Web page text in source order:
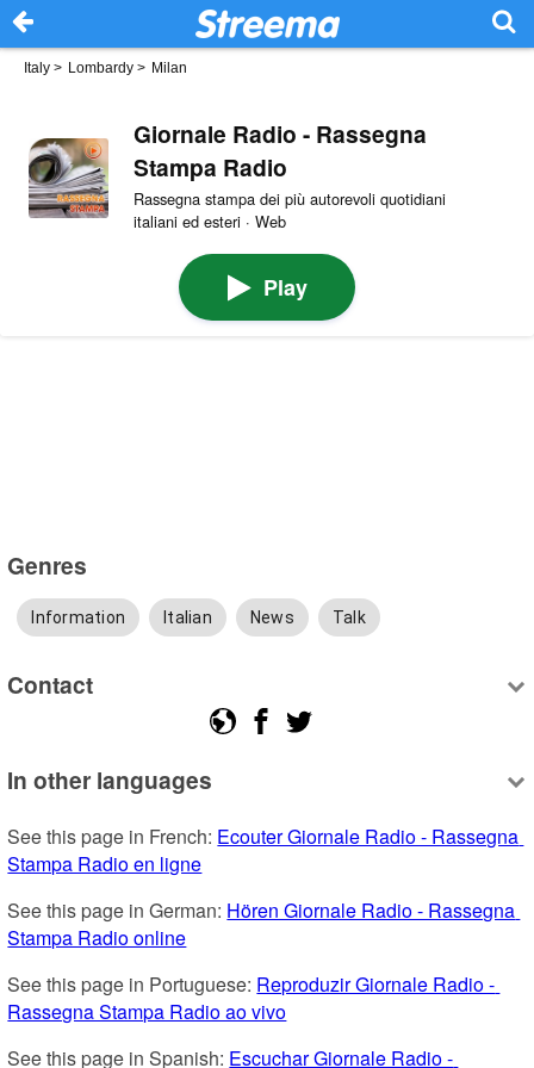
Italy > Lombardy > Milan
Giornale Radio - Rassegna
Stampa Radio
Rassegna stampa dei più autorevoli quotidiani
italiani ed esteri · Web
Play
Genres
Information Italian News Talk
Contact
In other languages
See this page in French: Ecouter Giornale Radio - Rassegna
Stampa Radio en ligne
See this page in German: Hören Giornale Radio - Rassegna
Stampa Radio online
See this page in Portuguese: Reproduzir Giornale Radio -
Rassegna Stampa Radio ao vivo
See this page in Spanish: Escuchar Giornale Radio -